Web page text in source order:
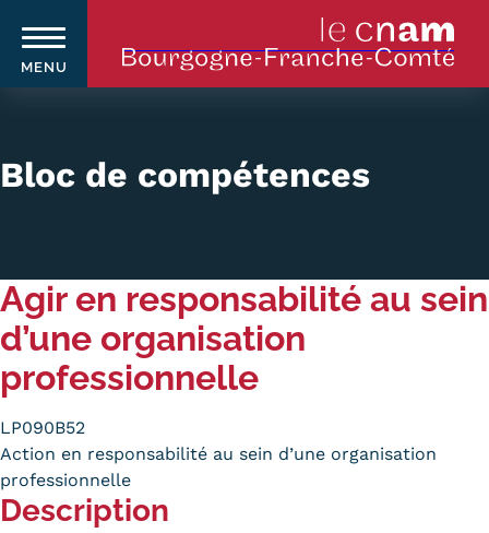
principal
MENU
principale
Le Cnam
Le Cnam en Bourgogne Franche-
Comté
Où sommes-nous ?
Carte lieux et centres Cnam en
Bloc de compétences
Agir en responsabilité au sein
d’une organisation
professionnelle
LP090B52
Action en responsabilité au sein d’une organisation
professionnelle
Description